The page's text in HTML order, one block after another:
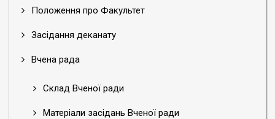
Положення про Факультет
Засідання деканату
Вчена рада
Склад Вченої ради
Матеріали засідань Вченої ради